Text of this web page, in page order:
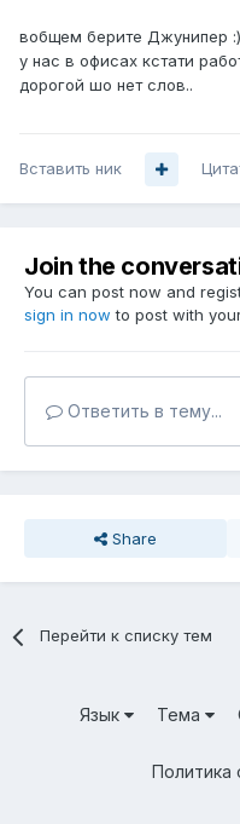
вобщем берите Джунипер :)
у нас в офисах кстати
дорогой шо нет слов..
Вставить ник
Join the
You can post now and
sign in now to post with
Ответить в тему...
Share
Перейти к списку тем
Язык Тема
Политика